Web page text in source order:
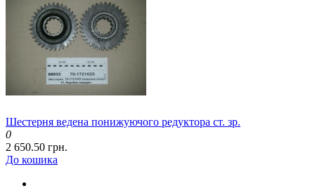
Шестерня ведена понижуючого редуктора ст. зр.
0
2 650.50 грн.
До кошика